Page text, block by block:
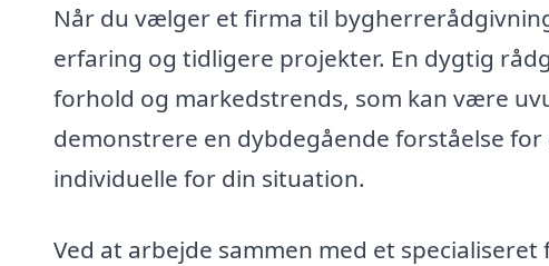
Når du vælger et firma til
erfaring og tidligere projekter. En dygtig
forhold og markedstrends, som kan være
demonstrere en dybdegående forståelse
individuelle for din situation.
Ved at arbejde sammen med et